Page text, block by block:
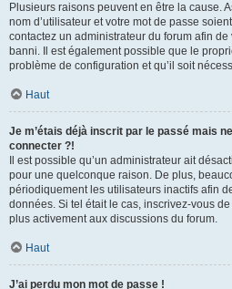
Plusieurs raisons peuvent en être la cause.
nom d’utilisateur et votre mot de passe
contactez un administrateur du forum afin
banni. Il est également possible que le
problème de configuration et qu’il soit
Haut
Je m’étais déjà inscrit par le passé mais
connecter ?!
Il est possible qu’un administrateur ait
pour une quelconque raison. De plus,
périodiquement les utilisateurs inactifs afin
données. Si tel était le cas, inscrivez-vous
plus activement aux discussions du forum.
Haut
J’ai perdu mon mot de passe !